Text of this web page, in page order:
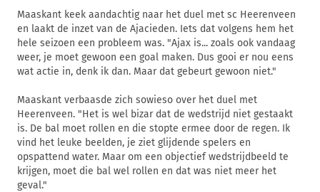
Maaskant keek aandachtig naar het duel met sc Heerenveen
en laakt de inzet van de Ajacieden. Iets dat volgens hem het
hele seizoen een probleem was. "Ajax is... zoals ook vandaag
weer, je moet gewoon een goal maken. Dus gooi er nou eens
wat actie in, denk ik dan. Maar dat gebeurt gewoon niet."
Maaskant verbaasde zich sowieso over het duel met
Heerenveen. "Het is wel bizar dat de wedstrijd niet gestaakt
is. De bal moet rollen en die stopte ermee door de regen. Ik
vind het leuke beelden, je ziet glijdende spelers en
opspattend water. Maar om een objectief wedstrijdbeeld te
krijgen, moet die bal wel rollen en dat was niet meer het
geval."